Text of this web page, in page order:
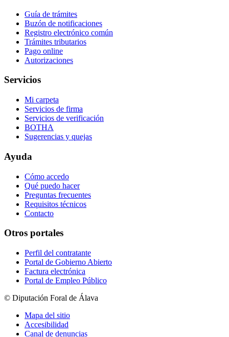
Guía de trámites
Buzón de notificaciones
Registro electrónico común
Trámites tributarios
Pago online
Autorizaciones
Servicios
Mi carpeta
Servicios de firma
Servicios de verificación
BOTHA
Sugerencias y quejas
Ayuda
Cómo accedo
Qué puedo hacer
Preguntas frecuentes
Requisitos técnicos
Contacto
Otros portales
Perfil del contratante
Portal de Gobierno Abierto
Factura electrónica
Portal de Empleo Público
© Diputación Foral de Álava
Mapa del sitio
Accesibilidad
Canal de denuncias